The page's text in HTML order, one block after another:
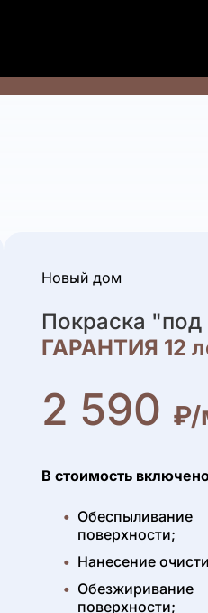
Новый дом
Покраска
ГАРАНТИЯ 12
2 590 ₽/
В стоимость
Обеспыливание
поверхности;
Нанесение
Обезжиривание
поверхности;